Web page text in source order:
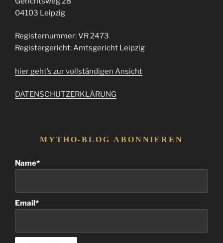
04103 Leipzig
Registernummer: VR 2473
Registergericht: Amtsgericht Leipzig
hier geht’s zur vollständigen Ansicht
DATENSCHUTZERKLÄRUNG
MYTHO-BLOG ABONNIEREN
Name*
Email*